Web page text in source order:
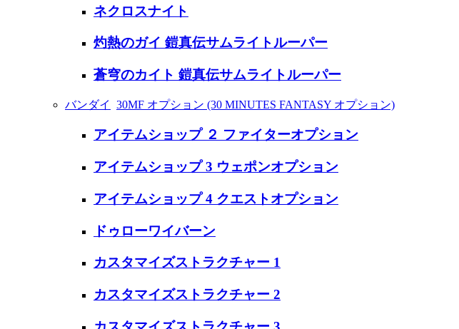
ネクロスナイト
灼熱のガイ 鎧真伝サムライトルーパー
蒼穹のカイト 鎧真伝サムライトルーパー
バンダイ 30MF オプション (30 MINUTES FANTASY オプション)
アイテムショップ ２ ファイターオプション
アイテムショップ 3 ウェポンオプション
アイテムショップ 4 クエストオプション
ドゥローワイバーン
カスタマイズストラクチャー 1
カスタマイズストラクチャー 2